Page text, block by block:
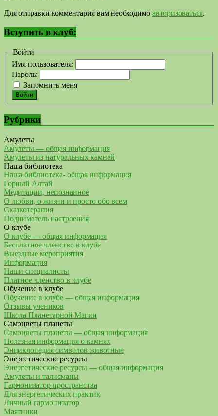
Для отправки комментария вам необходимо авторизоваться.
Вступить в клуб:
Войти
Имя пользователя:
Пароль:
Запомнить меня
Войти
Рубрики
Амулеты
Амулеты — общая информация
Амулеты из натуральных камней
Наша библиотека
Наша библиотека- общая информация
Горный Алтай
Медитации, непознанное
О любви, о жизни и просто обо всем
Сказкотерапия
Подниматель настроения
О клубе
О клубе — общая информация
Бесплатное членство в клубе
Выездные мероприятия
Информация
Наши специалисты
Платное членство в клубе
Обучение в клубе
Обучение в клубе — общая информация
Отзывы учеников
Школа Планетарной Магии
Самоцветы планеты
Самоцветы планеты — общая информация
Полезная информация о камнях
Энциклопедия символов животные
Энергетические ресурсы
Энергетические ресурсы — общая информация
Амулеты и талисманы
Гармонизатор пространства
Для энергетических практик
Личный гармонизатор
Маятники